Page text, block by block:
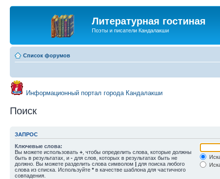
Литературная гостиная
Поэты и писатели Кандалакши
Список форумов
Информационный портал города Кандалакши
Поиск
ЗАПРОС
Ключевые слова:
Вы можете использовать + , чтобы определить слова, которые должны
быть в результатах, и - для слов, которых в результатах быть не
должно. Вы можете разделить слова символом | для поиска любого
слова из списка. Используйте * в качестве шаблона для частичного
совпадения.